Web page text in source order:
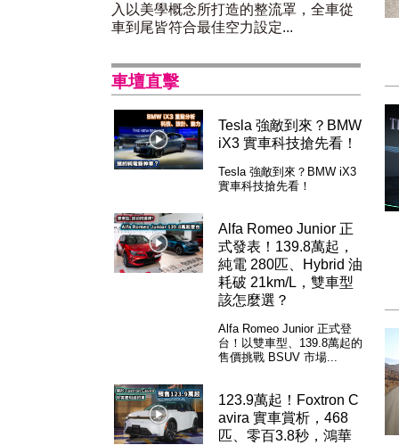
入以美學概念所打造的整流罩，全車從
車到尾皆符合最佳空力設定...
車壇直擊
Tesla 強敵到來？BMW
iX3 實車科技搶先看！
Tesla 強敵到來？BMW iX3
實車科技搶先看！
Alfa Romeo Junior 正
式發表！139.8萬起，
純電 280匹、Hybrid 油
耗破 21km/L，雙車型
該怎麼選？
Alfa Romeo Junior 正式登
台！以雙車型、139.8萬起的
售價挑戰 BSUV 市場...
123.9萬起！Foxtron C
avira 實車賞析，468
匹、零百3.8秒，鴻華